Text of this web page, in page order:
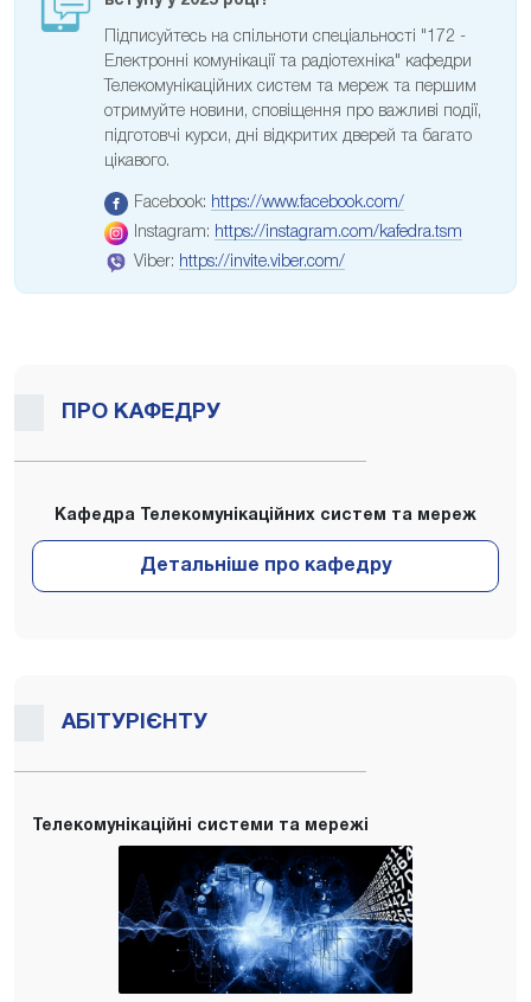
Підписуйтесь на спільноти спеціальності "172 -
Електронні комунікації та радіотехніка" кафедри
Телекомунікаційних систем та мереж та першим
отримуйте новини, сповіщення про важливі події,
підготовчі курси, дні відкритих дверей та багато
цікавого.
Facebook: https://www.facebook.com/
Instagram: https://instagram.com/kafedra.tsm
Viber: https://invite.viber.com/
ПРО КАФЕДРУ
Кафедра Телекомунікаційних систем та мереж
АБІТУРІЄНТУ
Телекомунікаційні системи та мережі